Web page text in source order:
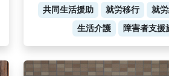
共同生活援助 就労移行
就
生活介護
障害者支援